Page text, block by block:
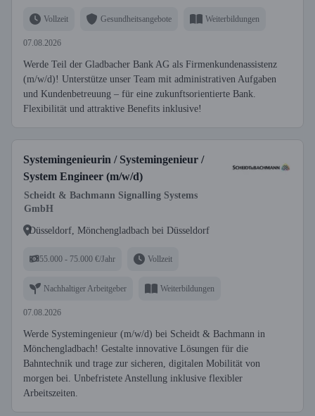
Vollzeit Gesundheitsangebote Weiterbildungen
07.08.2026
Werde Teil der Gladbacher Bank AG als Firmenkundenassistenz
(m/w/d)! Unterstütze unser Team mit administrativen Aufgaben
und Kundenbetreuung – für eine zukunftsorientierte Bank.
Flexibilität und attraktive Benefits inklusive!
Systemingenieurin / Systemingenieur /
System Engineer (m/w/d)
Scheidt & Bachmann Signalling Systems
GmbH
Düsseldorf, Mönchengladbach bei Düsseldorf
55.000 - 75.000 €/Jahr Vollzeit
Nachhaltiger Arbeitgeber Weiterbildungen
07.08.2026
Werde Systemingenieur (m/w/d) bei Scheidt & Bachmann in
Mönchengladbach! Gestalte innovative Lösungen für die
Bahntechnik und trage zur sicheren, digitalen Mobilität von
morgen bei. Unbefristete Anstellung inklusive flexibler
Arbeitszeiten.